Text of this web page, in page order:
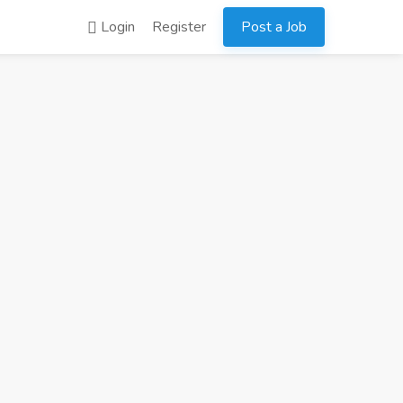
Login Register Post a Job